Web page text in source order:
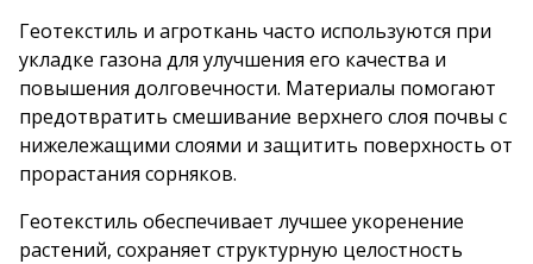
Геотекстиль и агроткань часто используются при
укладке газона для улучшения его качества и
повышения долговечности. Материалы помогают
предотвратить смешивание верхнего слоя почвы с
нижележащими слоями и защитить поверхность от
прорастания сорняков.
Геотекстиль обеспечивает лучшее укоренение
растений, сохраняет структурную целостность